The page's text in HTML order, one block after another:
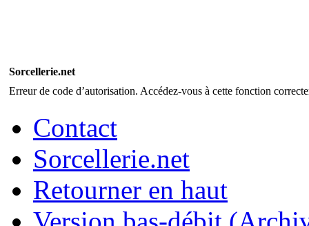
Sorcellerie.net
Erreur de code d’autorisation. Accédez-vous à cette fonction
Contact
Sorcellerie.net
Retourner en haut